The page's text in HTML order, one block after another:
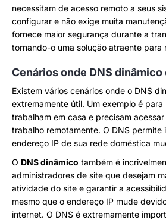
necessitam de acesso remoto a seus
configurar e não exige muita
fornece maior segurança durante a
tornando-o uma solução atraente para
Cenários onde DNS dinâmico
Existem vários cenários onde o DNS
extremamente útil. Um exemplo é para
trabalham em casa e precisam
trabalho remotamente. O DNS permite
endereço IP de sua rede doméstica
O DNS dinâmico também é
administradores de site que desejam
atividade do site e garantir a
mesmo que o endereço IP mude
internet. O DNS é extremamente